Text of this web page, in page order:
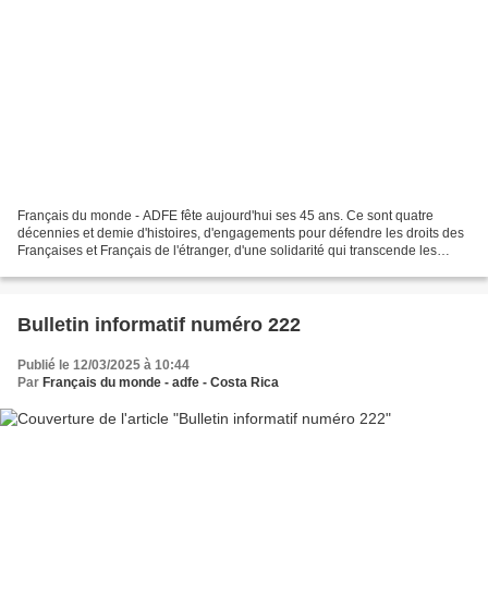
Français du monde - ADFE fête aujourd'hui ses 45 ans. Ce sont quatre
décennies et demie d'histoires, d'engagements pour défendre les droits des
Françaises et Français de l'étranger, d'une solidarité qui transcende les
Bulletin informatif numéro 222
Publié le 12/03/2025 à 10:44
Par Français du monde - adfe - Costa Rica